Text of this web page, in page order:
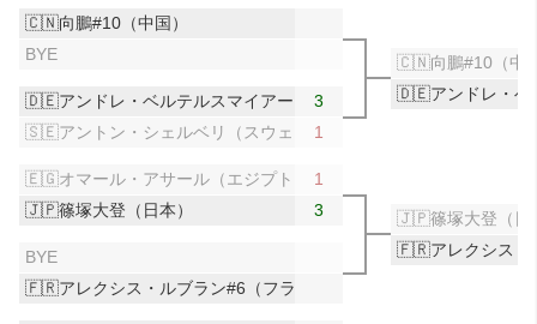
🇨🇳向鵬#10（中国）
BYE
🇩🇪アンドレ・ベルテルスマイアー（ドイツ）
3
🇸🇪アントン・シェルベリ（スウェーデン）
1
🇪🇬オマール・アサール（エジプト）
1
🇯🇵篠塚大登（日本）
3
BYE
🇫🇷アレクシス・ルブラン#6（フランス）
🇨🇳向鵬#10（中
🇩🇪アンドレ・ベ
🇯🇵篠塚大登（日
🇫🇷アレクシス・